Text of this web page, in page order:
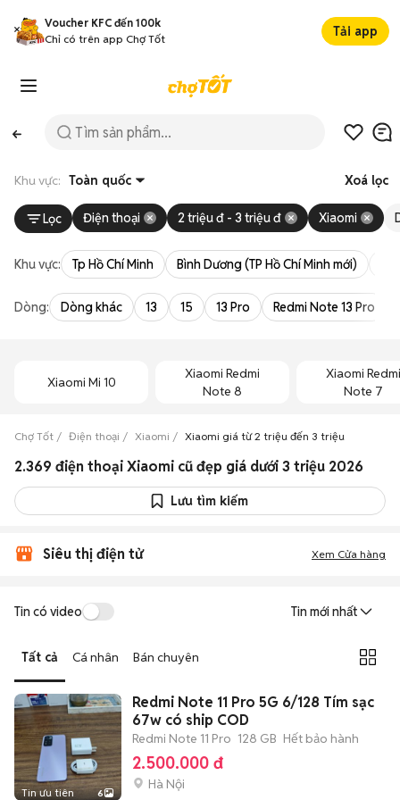
Voucher KFC đến 100k
Chỉ có trên app Chợ Tốt
Tải app
Khu vực: Toàn quốc Xoá lọc
Lọc Điện thoại 2 triệu đ - 3 triệu đ Xiaomi
Khu vực: Tp Hồ Chí Minh Bình Dương (TP Hồ Chí Minh mới)
Dòng: Dòng khác 13 15 13 Pro Redmi Note 13 Pro
Xiaomi Mi 10
Xiaomi Redmi
Note 8
Xiaomi Redmi
Note 7
Chợ Tốt Điện thoại Xiaomi Xiaomi giá từ 2 triệu đến 3 triệu
2.369 điện thoại Xiaomi cũ đẹp giá dưới 3 triệu 2026
Lưu tìm kiếm
Siêu thị điện tử Xem Cửa hàng
Tin có video Tin mới nhất
Tất cả Cá nhân Bán chuyên
Tin ưu tiên 6
Redmi Note 11 Pro 5G 6/128 Tím sạc
67w có ship COD
Redmi Note 11 Pro 128 GB Hết bảo hành
2.500.000 đ
Hà Nội